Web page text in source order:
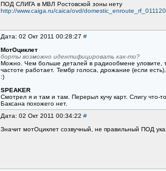
ПОД СЛИГА в МВЛ Ростовской зоны нету
http://www.caiga.ru/caica/ovd/
Дата: 02 Окт 2011 00:28:27 #
МотОциклет
борты возможно идентифицировать как-то?
Можно. Чем больше деталей в радиообмене уловите,
частоте работает. Тембр голоса, дрожание (если
:)
SPEAKER
Смотрел я и там и там. Перерыл кучу карт. Слигу
Баксана похожего нет.
Дата: 02 Окт 2011 00:34:22 #
Значит мотОциклет созвучный, не правильный ПОД